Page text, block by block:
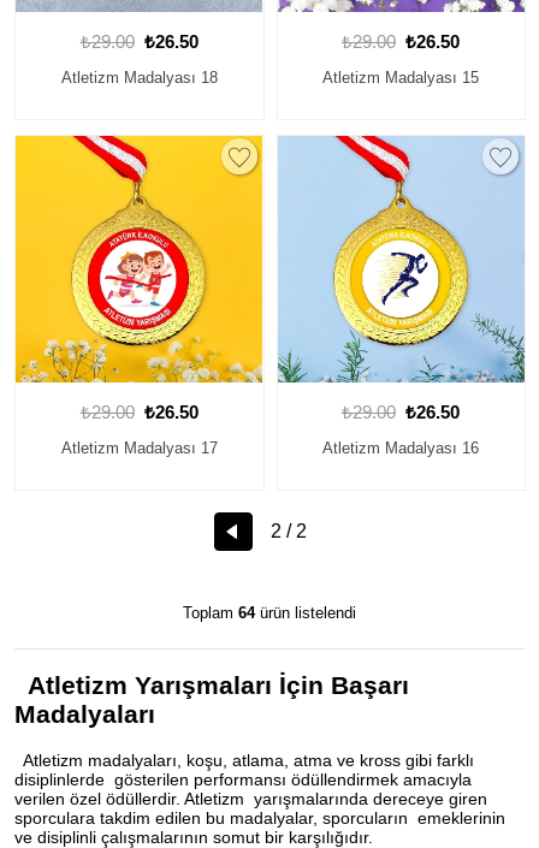
₺29.00 ₺26.50
Atletizm Madalyası 18
₺29.00 ₺26.50
Atletizm Madalyası 15
₺29.00 ₺26.50
Atletizm Madalyası 17
₺29.00 ₺26.50
Atletizm Madalyası 16
2 / 2
Toplam 64ürün listelendi
Atletizm Yarışmaları İçin Başarı
Madalyaları
Atletizm madalyaları, koşu, atlama, atma ve kross gibi farklı
disiplinlerde gösterilen performansı ödüllendirmek amacıyla
verilen özel ödüllerdir. Atletizm yarışmalarında dereceye giren
sporculara takdim edilen bu madalyalar, sporcuların emeklerinin
ve disiplinli çalışmalarının somut bir karşılığıdır.